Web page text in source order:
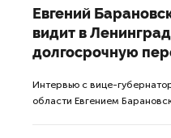
Евгений
видит в
долгосрочную
Интервью с вице-
области Евгением